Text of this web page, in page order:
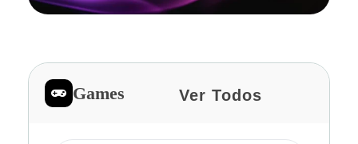
Games Ver Todos